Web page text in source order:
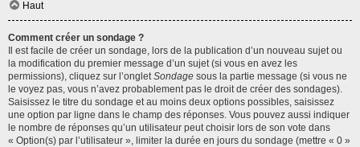
Haut
Comment créer un sondage ?
Il est facile de créer un sondage, lors de la publication d’un nouveau sujet ou
la modification du premier message d’un sujet (si vous en avez les
permissions), cliquez sur l’ongletSondage sous la partie message (si vous ne
le voyez pas, vous n’avez probablement pas le droit de créer des sondages).
Saisissez le titre du sondage et au moins deux options possibles, saisissez
une option par ligne dans le champ des réponses. Vous pouvez aussi indiquer
le nombre de réponses qu’un utilisateur peut choisir lors de son vote dans
« Option(s) par l’utilisateur », limiter la durée en jours du sondage (mettre « 0 »